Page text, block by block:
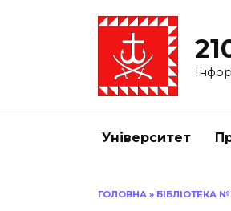
Університет
ГОЛОВНА » БІБЛІОТЕКА